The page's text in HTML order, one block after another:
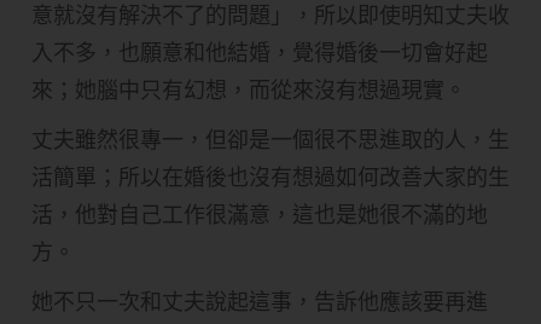
意就沒有解決不了的問題」，所以即使明知丈夫收
入不多，也願意和他結婚，覺得婚後一切會好起
來；她腦中只有幻想，而從來沒有想過現實。
丈夫雖然很專一，但卻是一個很不思進取的人，生
活簡單；所以在婚後也沒有想過如何改善大家的生
活，他對自己工作很滿意，這也是她很不滿的地
方。
她不只一次和丈夫說起這事，告訴他應該要再進